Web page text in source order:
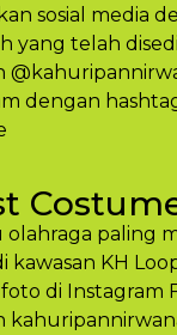
sosial media
yang telah
dengan
olahraga paling
kawasan KH
di Instagram